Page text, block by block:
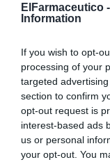
ElFarmaceutico -
Information
If you wish to opt-
processing of your
targeted
section to confirm
opt-out request is
interest-based ads
us or personal
your opt-out. You
Andalucía se
el informe se
regiones con
el precio de las
oferta y demanda
mismo.
Por otra parte,